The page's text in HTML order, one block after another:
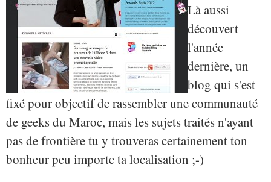
Là aussi
découvert
l'année
dernière, un
blog qui s'est
fixé pour objectif de rassembler une communauté
de geeks du Maroc, mais les sujets traités n'ayant
pas de frontière tu y trouveras certainement ton
bonheur peu importe ta localisation ;-)